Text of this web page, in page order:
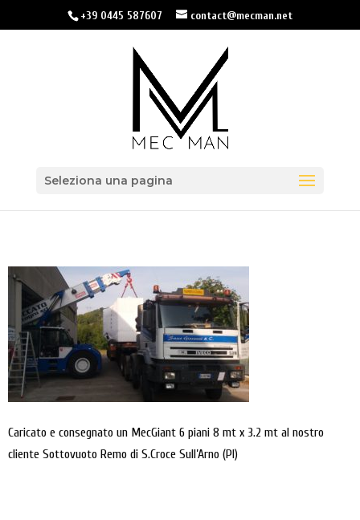
+39 0445 587607 contact@mecman.net
Seleziona una pagina
Caricato e consegnato un MecGiant 6 piani 8 mt x 3.2 mt al nostro
cliente Sottovuoto Remo di S.Croce Sull’Arno (PI)